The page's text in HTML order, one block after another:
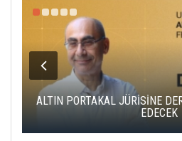
ALTIN PORTAKAL JÜRİSİNE
EDECEK